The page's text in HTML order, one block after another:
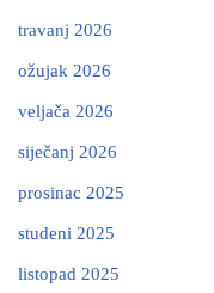
travanj 2026
ožujak 2026
veljača 2026
siječanj 2026
prosinac 2025
studeni 2025
listopad 2025